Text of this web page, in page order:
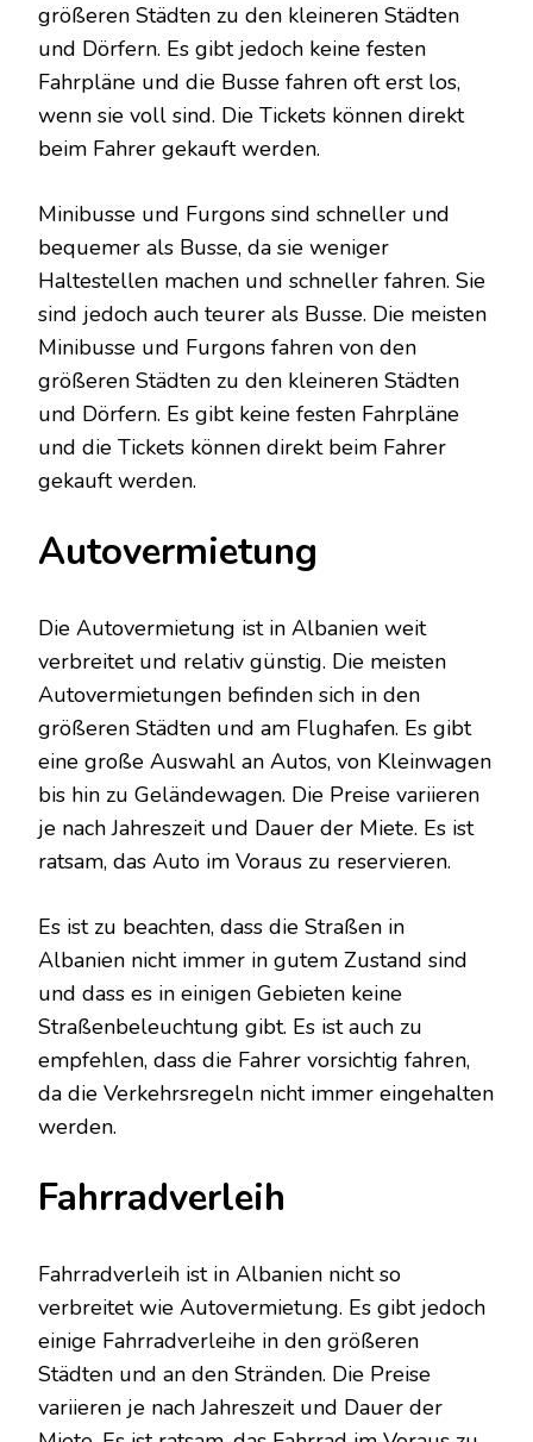
größeren Städten zu den kleineren Städten
und Dörfern. Es gibt jedoch keine festen
Fahrpläne und die Busse fahren oft erst los,
wenn sie voll sind. Die Tickets können direkt
beim Fahrer gekauft werden.
Minibusse und Furgons sind schneller und
bequemer als Busse, da sie weniger
Haltestellen machen und schneller fahren. Sie
sind jedoch auch teurer als Busse. Die meisten
Minibusse und Furgons fahren von den
größeren Städten zu den kleineren Städten
und Dörfern. Es gibt keine festen Fahrpläne
und die Tickets können direkt beim Fahrer
gekauft werden.
Autovermietung
Die Autovermietung ist in Albanien weit
verbreitet und relativ günstig. Die meisten
Autovermietungen befinden sich in den
größeren Städten und am Flughafen. Es gibt
eine große Auswahl an Autos, von Kleinwagen
bis hin zu Geländewagen. Die Preise variieren
je nach Jahreszeit und Dauer der Miete. Es ist
ratsam, das Auto im Voraus zu reservieren.
Es ist zu beachten, dass die Straßen in
Albanien nicht immer in gutem Zustand sind
und dass es in einigen Gebieten keine
Straßenbeleuchtung gibt. Es ist auch zu
empfehlen, dass die Fahrer vorsichtig fahren,
da die Verkehrsregeln nicht immer eingehalten
werden.
Fahrradverleih
Fahrradverleih ist in Albanien nicht so
verbreitet wie Autovermietung. Es gibt jedoch
einige Fahrradverleihe in den größeren
Städten und an den Stränden. Die Preise
variieren je nach Jahreszeit und Dauer der